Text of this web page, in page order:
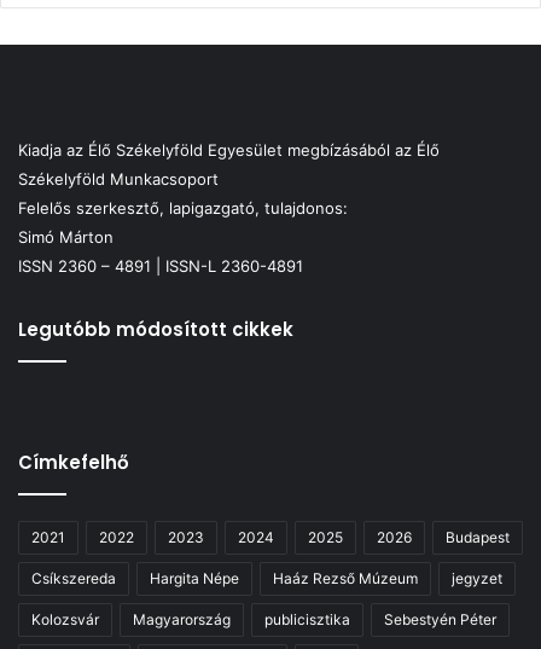
Kiadja az Élő Székelyföld Egyesület megbízásából az Élő
Székelyföld Munkacsoport
Felelős szerkesztő, lapigazgató, tulajdonos:
Simó Márton
ISSN 2360 – 4891 | ISSN-L 2360-4891
Legutóbb módosított cikkek
Címkefelhő
2021 2022 2023 2024 2025 2026 Budapest
Csíkszereda Hargita Népe Haáz Rezső Múzeum jegyzet
Kolozsvár Magyarország publicisztika Sebestyén Péter